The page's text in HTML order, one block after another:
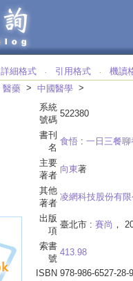
詳細格式 ‧ 引用格式 ‧
機讀
醫藥 > 中國醫學 >
系統
號碼
522380
書刊
名
食悟 : 一日三餐聊
主要
著者
向東著
其他
著者
凌網科技股份有
出版
項
臺北市 : 賽尚 ，
索書
號
413.98
ISBN 978-986-6527-28-9